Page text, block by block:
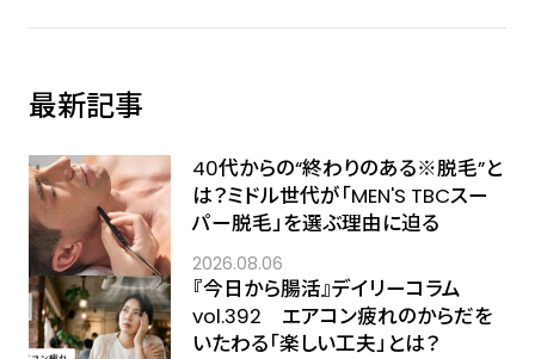
最新記事
40代からの“終わりのある※脱毛”と
は？ミドル世代が「MEN'S TBCスー
パー脱毛」を選ぶ理由に迫る
2026.08.06
『今日から腸活』デイリーコラム
vol.392 エアコン疲れのからだを
いたわる「楽しい工夫」とは？